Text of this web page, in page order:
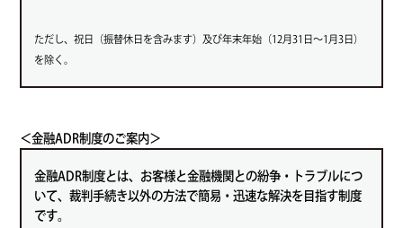
ただし、祝日（振替休日を含みます）及び年末年始（12月31日～1月3日）
を除く。
＜金融ADR制度のご案内＞
金融ADR制度とは、お客様と金融機関との紛争・トラブルにつ
いて、裁判手続き以外の方法で簡易・迅速な解決を目指す制度
です。